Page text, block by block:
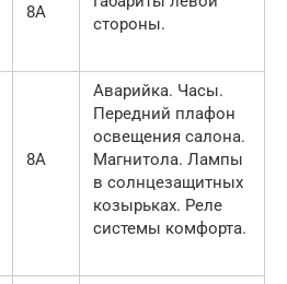
8A
стороны.
8A
Аварийка. Часы.
Передний плафон
освещения салона.
Магнитола. Лампы
в солнцезащитных
козырьках. Реле
системы комфорта.